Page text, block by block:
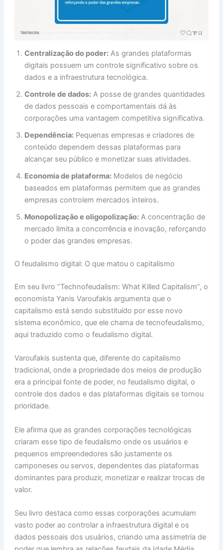
Centralização do poder: As grandes plataformas
digitais possuem um controle significativo sobre os
dados e a infraestrutura tecnológica.
Controle de dados: A posse de grandes quantidades
de dados pessoais e comportamentais dá às
corporações uma vantagem competitiva significativa.
Dependência: Pequenas empresas e criadores de
conteúdo dependem dessas plataformas para
alcançar seu público e monetizar suas atividades.
Economia de plataforma: Modelos de negócio
baseados em plataformas permitem que as grandes
empresas controlem mercados inteiros.
Monopolização e oligopolização: A concentração de
mercado limita a concorrência e inovação, reforçando
o poder das grandes empresas.
O feudalismo digital: O que matou o capitalismo
Em seu livro “Technofeudalism: What Killed Capitalism”, o
economista Yanis Varoufakis argumenta que o
capitalismo está sendo substituído por esse novo
sistema econômico, que ele chama de tecnofeudalismo,
aqui traduzido como o feudalismo digital.
Varoufakis sustenta que, diferente do capitalismo
tradicional, onde a propriedade dos meios de produção
era a principal fonte de poder, no feudalismo digital, o
controle dos dados e das plataformas digitais se tornou
prioridade.
Ele afirma que as grandes corporações tecnológicas
criaram esse tipo de feudalismo onde os usuários e
pequenos empreendedores são justamente os
camponeses ou servos, dependentes das plataformas
dominantes para produzir, monetizar e realizar trocas de
valor.
Seu livro destaca como essas corporações acumulam
vasto poder ao controlar a infraestrutura digital e os
dados pessoais dos usuários, criando uma assimetria de